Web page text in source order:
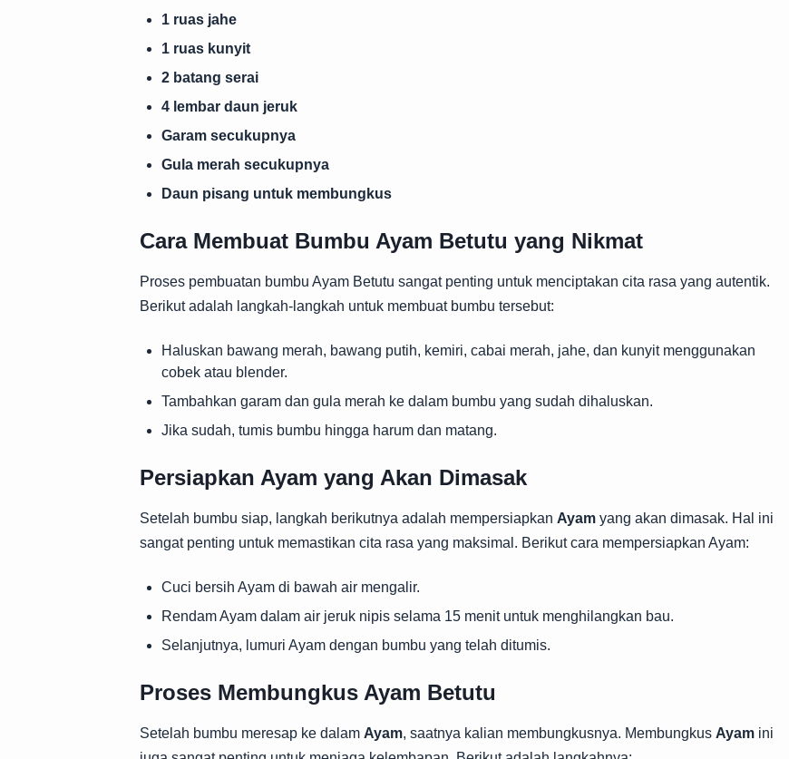
1 ruas jahe
1 ruas kunyit
2 batang serai
4 lembar daun jeruk
Garam secukupnya
Gula merah secukupnya
Daun pisang untuk membungkus
Cara Membuat Bumbu Ayam Betutu yang Nikmat
Proses pembuatan bumbu Ayam Betutu sangat penting untuk menciptakan cita rasa yang autentik.
Berikut adalah langkah-langkah untuk membuat bumbu tersebut:
Haluskan bawang merah, bawang putih, kemiri, cabai merah, jahe, dan kunyit menggunakan
cobek atau blender.
Tambahkan garam dan gula merah ke dalam bumbu yang sudah dihaluskan.
Jika sudah, tumis bumbu hingga harum dan matang.
Persiapkan Ayam yang Akan Dimasak
Setelah bumbu siap, langkah berikutnya adalah mempersiapkan Ayam yang akan dimasak. Hal ini
sangat penting untuk memastikan cita rasa yang maksimal. Berikut cara mempersiapkan Ayam:
Cuci bersih Ayam di bawah air mengalir.
Rendam Ayam dalam air jeruk nipis selama 15 menit untuk menghilangkan bau.
Selanjutnya, lumuri Ayam dengan bumbu yang telah ditumis.
Proses Membungkus Ayam Betutu
Setelah bumbu meresap ke dalam Ayam, saatnya kalian membungkusnya. Membungkus Ayam ini